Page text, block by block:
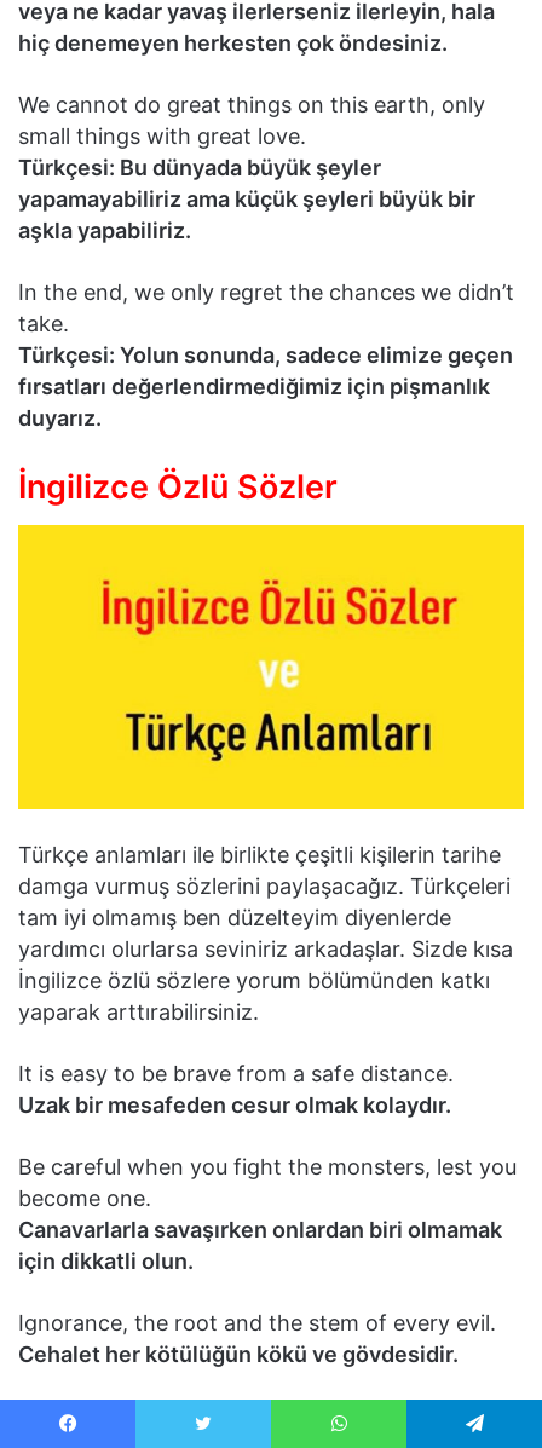
veya ne kadar yavaş ilerlerseniz ilerleyin, hala
hiç denemeyen herkesten çok öndesiniz.
We cannot do great things on this earth, only
small things with great love.
Türkçesi: Bu dünyada büyük şeyler
yapamayabiliriz ama küçük şeyleri büyük bir
aşkla yapabiliriz.
In the end, we only regret the chances we didn’t
take.
Türkçesi: Yolun sonunda, sadece elimize geçen
fırsatları değerlendirmediğimiz için pişmanlık
duyarız.
İngilizce Özlü Sözler
Türkçe anlamları ile birlikte çeşitli kişilerin tarihe
damga vurmuş sözlerini paylaşacağız. Türkçeleri
tam iyi olmamış ben düzelteyim diyenlerde
yardımcı olurlarsa seviniriz arkadaşlar. Sizde kısa
İngilizce özlü sözlere yorum bölümünden katkı
yaparak arttırabilirsiniz.
It is easy to be brave from a safe distance.
Uzak bir mesafeden cesur olmak kolaydır.
Be careful when you fight the monsters, lest you
become one.
Canavarlarla savaşırken onlardan biri olmamak
için dikkatli olun.
Ignorance, the root and the stem of every evil.
Cehalet her kötülüğün kökü ve gövdesidir.
global warming is like a woman,one never knows